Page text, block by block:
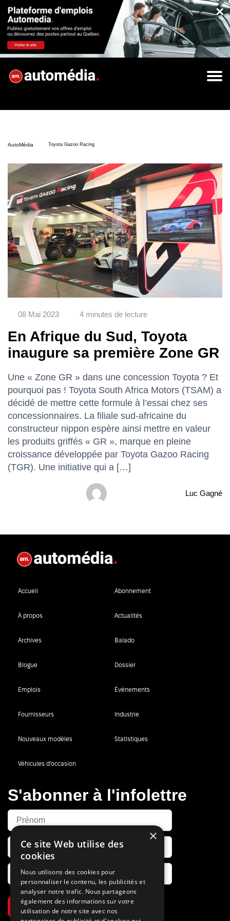
×
AutoMédia Toyota Gazoo Racing
08 Mai 2023 4 minutes de lecture
En Afrique du Sud, Toyota
inaugure sa première Zone GR
Une « Zone GR » dans une concession Toyota ? Et
pourquoi pas ! Toyota South Africa Motors (TSAM) a
décidé de mettre cette formule à l’essai chez ses
concessionnaires. La filiale sud-africaine du
constructeur nippon espère ainsi mettre en valeur
les produits griffés « GR », marque en pleine
croissance développée par Toyota Gazoo Racing
(TGR). Une initiative qui a […]
Luc Gagné
Accueil Abonnement
À propos Actualités
Archives Balado
Blogue Dossier
Emplois Événements
Fournisseurs Industrie
Nouveaux modèles Statistiques
Véhicules d’occasion
S'abonner à l'infolettre
S’abonner
×
Ce site Web utilise des
cookies
Nous utilisons des cookies pour
personnaliser le contenu, les publicités et
analyser notre trafic. Nous partageons
également des informations sur votre
utilisation de notre site avec nos